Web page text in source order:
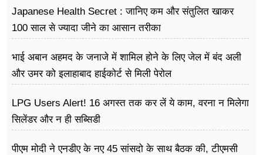
Japanese Health Secret : जानिए कम और संतुलित खाकर
100 साल से ज्यादा जीने का आसान तरीका
भाई अबान अहमद के जनाजे में शामिल होने के लिए जेल में बंद अली
और उमर को इलाहाबाद हाईकोर्ट से मिली पेरोल
LPG Users Alert! 16 अगस्त तक कर लें ये काम, वरना न मिलेगा
सिलेंडर और न ही सब्सिडी
पीएम मोदी ने एनडीए के नए 45 सांसदो के साथ बैठक की, टीएमसी